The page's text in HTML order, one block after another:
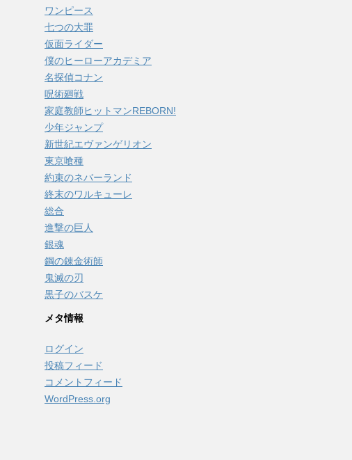
ワンピース
七つの大罪
仮面ライダー
僕のヒーローアカデミア
名探偵コナン
呪術廻戦
家庭教師ヒットマンREBORN!
少年ジャンプ
新世紀エヴァンゲリオン
東京喰種
約束のネバーランド
終末のワルキューレ
総合
進撃の巨人
銀魂
鋼の錬金術師
鬼滅の刃
黒子のバスケ
メタ情報
ログイン
投稿フィード
コメントフィード
WordPress.org